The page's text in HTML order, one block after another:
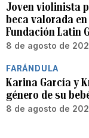
Joven violinista
beca valorada
Fundación Latin
8 de agosto de
FARÁNDULA
Karina García y
género de su
8 de agosto de